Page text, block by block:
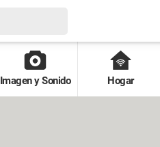
Imagen y Sonido Hogar